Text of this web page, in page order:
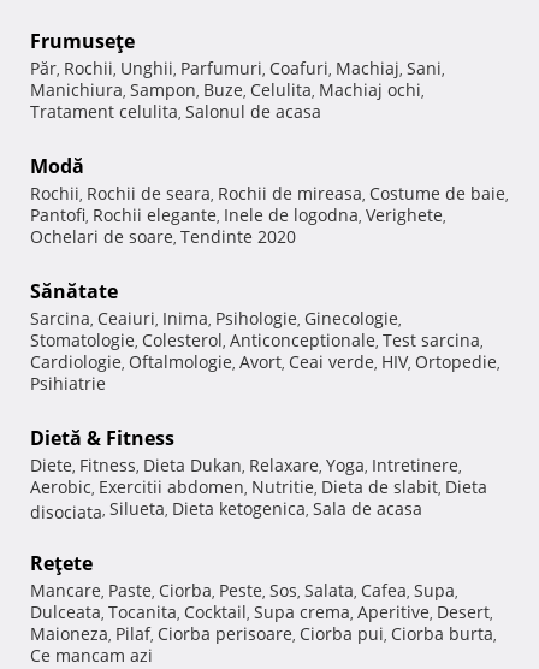
Frumuseţe
Păr, Rochii, Unghii, Parfumuri, Coafuri, Machiaj, Sani,
Manichiura, Sampon, Buze, Celulita, Machiaj ochi,
Tratament celulita, Salonul de acasa
Modă
Rochii, Rochii de seara, Rochii de mireasa, Costume de baie,
Pantofi, Rochii elegante, Inele de logodna, Verighete,
Ochelari de soare, Tendinte 2020
Sănătate
Sarcina, Ceaiuri, Inima, Psihologie, Ginecologie,
Stomatologie, Colesterol, Anticonceptionale, Test sarcina,
Cardiologie, Oftalmologie, Avort, Ceai verde, HIV, Ortopedie,
Psihiatrie
Dietă & Fitness
Diete, Fitness, Dieta Dukan, Relaxare, Yoga, Intretinere,
Aerobic, Exercitii abdomen, Nutritie, Dieta de slabit, Dieta
disociata, Silueta, Dieta ketogenica, Sala de acasa
Reţete
Mancare, Paste, Ciorba, Peste, Sos, Salata, Cafea, Supa,
Dulceata, Tocanita, Cocktail, Supa crema, Aperitive, Desert,
Maioneza, Pilaf, Ciorba perisoare, Ciorba pui, Ciorba burta,
Ce mancam azi